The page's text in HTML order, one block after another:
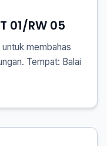
01/RW 05
membahas
Tempat: Balai